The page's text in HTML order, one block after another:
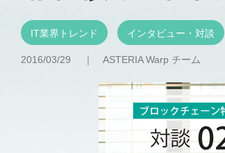
IT業界トレンド インタビュー・対談
2016/03/29 ｜ ASTERIA Warp チーム